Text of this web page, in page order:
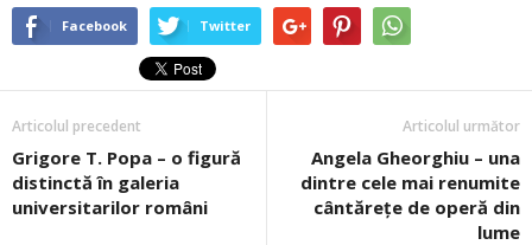
Facebook Twitter
Articolul precedent
Grigore T. Popa – o figură
distinctă în galeria
universitarilor români
Articolul următor
Angela Gheorghiu – una
dintre cele mai renumite
cântărețe de operă din
lume